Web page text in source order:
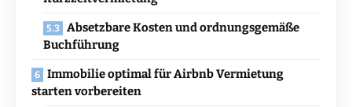
Absetzbare Kosten und ordnungsgemäße
Buchführung
Immobilie optimal für Airbnb Vermietung
starten vorbereiten